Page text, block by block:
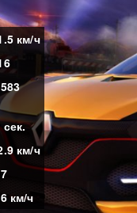
км/ч
сек.
км/ч
км/ч